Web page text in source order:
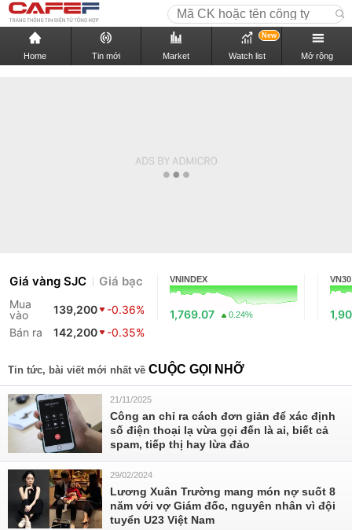
Home Tin mới Market Watch list
New
Mở rộng
Giá vàng SJC Giá bạc
Mua
vào
139,200
-0.36%
Bán ra
142,200 -0.35%
VNINDEX
1,769.07 0.24%
VN30
Tin tức, bài viết mới nhất về CUỘC GỌI NHỠ
21/11/2025
Công an chỉ ra cách đơn giản để xác định
số điện thoại lạ vừa gọi đến là ai, biết cả
spam, tiếp thị hay lừa đảo
29/02/2024
Lương Xuân Trường mang món nợ suốt 8
năm với vợ Giám đốc, nguyên nhân vì đội
tuyển U23 Việt Nam